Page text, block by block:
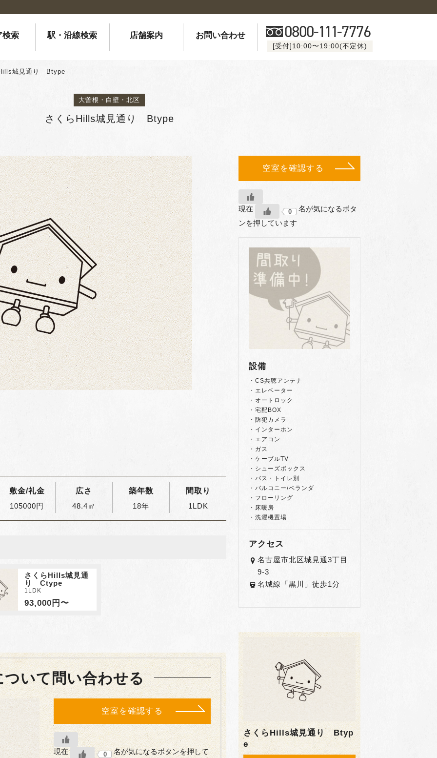
検索 駅・沿線検索 店舗案内 お問い合わせ 0800-111-7776
[受付]10:00〜19:00(不定休)
城見通り Btype
大曽根・白壁・北区
さくらHills城見通り Btype
敷金/礼金
105000円
広さ
48.4㎡
築年数
18年
間取り
1LDK
さくらHills城見通
り Ctype
1LDK
93,000円〜
ついて問い合わせる
空室を確認する
現在 0
名が気になるボタンを押して
空室を確認する
現在 0
名が気になるボタ
ンを押しています
設備
・CS共聴アンテナ
・エレベーター
・オートロック
・宅配BOX
・防犯カメラ
・インターホン
・エアコン
・ガス
・ケーブルTV
・シューズボックス
・バス・トイレ別
・バルコニー/ベランダ
・フローリング
・床暖房
・洗濯機置場
アクセス
名古屋市北区城見通3丁目
9-3
名城線「黒川」徒歩1分
さくらHills城見通り Btyp
e